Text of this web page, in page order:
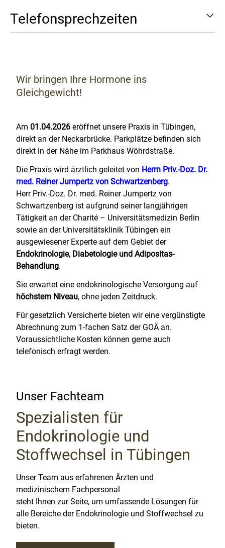
Telefonsprechzeiten
Wir bringen Ihre Hormone ins
Gleichgewicht!
Am 01.04.2026 eröffnet unsere Praxis in Tübingen,
direkt an der Neckarbrücke. Parkplätze befinden sich
direkt in der Nähe im Parkhaus Wöhrdstraße.
Die Praxis wird ärztlich geleitet von Herrn Priv.-Doz. Dr.
med. Reiner Jumpertz von Schwartzenberg.
Herr Priv.-Doz. Dr. med. Reiner Jumpertz von
Schwartzenberg ist aufgrund seiner langjährigen
Tätigkeit an der Charité – Universitätsmedizin Berlin
sowie an der Universitätsklinik Tübingen ein
ausgewiesener Experte auf dem Gebiet der
Endokrinologie, Diabetologie und Adipositas-
Behandlung.
Sie erwartet eine endokrinologische Versorgung auf
höchstem Niveau, ohne jeden Zeitdruck.
Für gesetzlich Versicherte bieten wir eine vergünstigte
Abrechnung zum 1-fachen Satz der GOÄ an.
Voraussichtliche Kosten können gerne auch
telefonisch erfragt werden.
Unser Fachteam
Spezialisten für
Endokrinologie und
Stoffwechsel in Tübingen
Unser Team aus erfahrenen Ärzten und
medizinischem Fachpersonal
steht Ihnen zur Seite, um umfassende Lösungen für
alle Bereiche der Endokrinologie und Stoffwechsel zu
bieten.